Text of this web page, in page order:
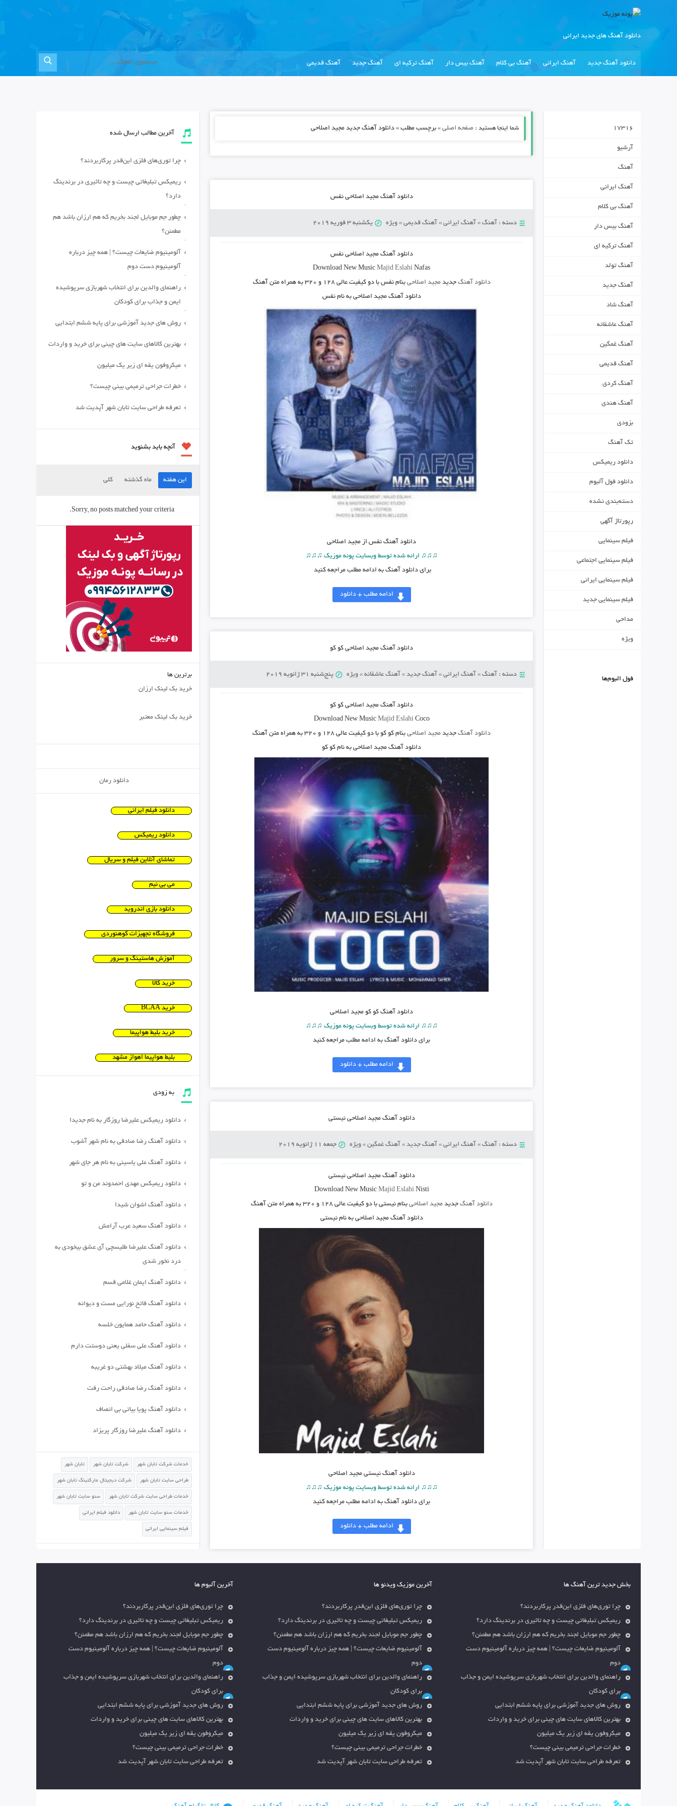
دانلود آهنگ های جدید ایرانی
دانلود آهنگ جدید آهنگ ایرانی آهنگ بی کلام آهنگ بیس دار آهنگ ترکیه ای آهنگ جدید آهنگ قدیمی
شما اینجا هستید : صفحه اصلی» برچسب مطلب » دانلود آهنگ جدید مجید اصلاحی
دانلود آهنگ مجید اصلاحی نفس
دسته : آهنگ» آهنگ ایرانی» آهنگ قدیمی» ویژه یکشنبه 3 فوریه 2019
دانلود آهنگمجید اصلاحی نفس
Download New MusicMajid Eslahi Nafas
دانلود آهنگ جدیدمجید اصلاحی بنام نفسبا دو کیفیت عالی ۱۲۸ و ۳۲۰ به همراه متن آهنگ
دانلود آهنگ مجید اصلاحی به نام نفس
دانلود آهنگنفس از مجید اصلاحی
♫♫♫ ارائه شده توسط وبسایت پونه موزیک ♫♫♫
برای دانلود آهنگ به ادامه مطلب مراجعه کنید
ادامه مطلب + دانلود
دانلود آهنگ مجید اصلاحی کو کو
دسته : آهنگ» آهنگ ایرانی» آهنگ جدید» آهنگ عاشقانه» ویژه پنج‌شنبه 31 ژانویه 2019
دانلود آهنگ مجید اصلاحی کو کو
Download New Music Majid EslahiCoco
دانلود آهنگجدید مجید اصلاحیبنام کو کو با دو کیفیت عالی ۱۲۸ و ۳۲۰ به همراه متن آهنگ
دانلود آهنگ مجید اصلاحی به نام کو کو
دانلود آهنگکو کو مجید اصلاحی
♫♫♫ ارائه شده توسط وبسایت پونه موزیک ♫♫♫
برای دانلود آهنگ به ادامه مطلب مراجعه کنید
ادامه مطلب + دانلود
دانلود آهنگ مجید اصلاحی نیستی
دسته : آهنگ» آهنگ ایرانی» آهنگ جدید» آهنگ غمگین» ویژه جمعه 11 ژانویه 2019
دانلود آهنگمجید اصلاحی نیستی
Download New Music Majid EslahiNisti
دانلود آهنگ جدیدمجید اصلاحی بنام نیستیبا دو کیفیت عالی ۱۲۸ و ۳۲۰ به همراه متن آهنگ
دانلود آهنگ مجید اصلاحی به نام نیستی
دانلود آهنگ نیستی مجید اصلاحی
♫♫♫ ارائه شده توسط وبسایت پونه موزیک ♫♫♫
برای دانلود آهنگ به ادامه مطلب مراجعه کنید
ادامه مطلب + دانلود
17316
آرشیو
آهنگ
آهنگ ایرانی
آهنگ بی کلام
آهنگ بیس دار
آهنگ ترکیه ای
آهنگ تولد
آهنگ جدید
آهنگ شاد
آهنگ عاشقانه
آهنگ غمگین
آهنگ قدیمی
آهنگ کردی
آهنگ هندی
بزودی
تک آهنگ
دانلود ریمیکس
دانلود فول آلبوم
دسته‌بندی نشده
رپورتاژ آگهی
فیلم سینمایی
فیلم سینمایی اجتماعی
فیلم سینمایی ایرانی
فیلم سینمایی جدید
مداحی
ویژه
فول البوم‌ها
آخرین مطالب ارسال شده
چرا توری‌های فلزی این‌قدر پرکاربردند؟
ریمیکس تبلیغاتی چیست و چه تاثیری در برندینگ
دارد؟
چطور جم موبایل لجند بخریم که هم ارزان باشد هم
مطمئن؟
آلومینیوم ضایعات چیست؟ | همه چیز درباره
آلومینیوم دست دوم
راهنمای والدین برای انتخاب شهربازی سرپوشیده
ایمن و جذاب برای کودکان
روش های جدید آموزشی برای پایه ششم ابتدایی
بهترین کالاهای سایت های چینی برای خرید و واردات
میکروفون یقه ای زیر یک میلیون
خطرات جراحی ترمیمی بینی چیست؟
تعرفه طراحی سایت تابان شهر آپدیت شد
آنچه باید بشنوید
این هفته ماه گذشته کلی
Sorry, no posts matched your criteria.
برترین ها
خرید بک لینک ارزان
خرید بک لینک معتبر
دانلود رمان
دانلود فیلم ایرانی
دانلود ریمیکس
تماشای آنلاین فیلم و سریال
می بی نیم
دانلود بازی اندروید
فروشگاه تجهیزات کوهنوردی
آموزش هاستینگ و سرور
خرید کالا
خرید BCAA
خرید بلیط هواپیما
بلیط هواپیما اهواز مشهد
به زودی
دانلود ریمیکس علیرضا روزگار به نام جدیدا
دانلود آهنگ رضا صادقی به نام شهر آشوب
دانلود آهنگ علی یاسینی به نام هر جای شهر
دانلود ریمیکس مهدی احمدوند من و تو
دانلود آهنگ اشوان شیدا
دانلود آهنگ سعید عرب آرامش
دانلود آهنگ علیرضا طلیسچی آی عشق بیخودی به
درد نخور شدی
دانلود آهنگ ایمان غلامی قسم
دانلود آهنگ فاتح نورایی مست و دیوانه
دانلود آهنگ حامد همایون خلسه
دانلود آهنگ علی سفلی یعنی دوستت دارم
دانلود آهنگ میلاد بهشتی دو غریبه
دانلود آهنگ رضا صادقی راحت رفت
دانلود آهنگ پویا بیاتی بی انصاف
دانلود آهنگ علیرضا روزگار پریزاد
خدمات شرکت تابان شهر شرکت تابان شهر تابان شهر
طراحی سایت تابان شهر شرکت دیجیتال مارکتینگ تابان شهر
خدمات طراحی سایت شرکت تابان شهر سئو سایت تابان شهر
خدمات سئو سایت تابان شهر دانلود فیلم ایرانی
فیلم سینمایی ایرانی
بخش جدید ترین آهنگ ها
چرا توری‌های فلزی این‌قدر پرکاربردند؟
ریمیکس تبلیغاتی چیست و چه تاثیری در برندینگ دارد؟
چطور جم موبایل لجند بخریم که هم ارزان باشد هم مطمئن؟
آلومینیوم ضایعات چیست؟ | همه چیز درباره آلومینیوم دست
دوم
راهنمای والدین برای انتخاب شهربازی سرپوشیده ایمن و جذاب
برای کودکان
روش های جدید آموزشی برای پایه ششم ابتدایی
بهترین کالاهای سایت های چینی برای خرید و واردات
میکروفون یقه ای زیر یک میلیون
خطرات جراحی ترمیمی بینی چیست؟
تعرفه طراحی سایت تابان شهر آپدیت شد
آخرین موزیک ویدئو ها
چرا توری‌های فلزی این‌قدر پرکاربردند؟
ریمیکس تبلیغاتی چیست و چه تاثیری در برندینگ دارد؟
چطور جم موبایل لجند بخریم که هم ارزان باشد هم مطمئن؟
آلومینیوم ضایعات چیست؟ | همه چیز درباره آلومینیوم دست
دوم
راهنمای والدین برای انتخاب شهربازی سرپوشیده ایمن و جذاب
برای کودکان
روش های جدید آموزشی برای پایه ششم ابتدایی
بهترین کالاهای سایت های چینی برای خرید و واردات
میکروفون یقه ای زیر یک میلیون
خطرات جراحی ترمیمی بینی چیست؟
تعرفه طراحی سایت تابان شهر آپدیت شد
آخرین آلبوم ها
چرا توری‌های فلزی این‌قدر پرکاربردند؟
ریمیکس تبلیغاتی چیست و چه تاثیری در برندینگ دارد؟
چطور جم موبایل لجند بخریم که هم ارزان باشد هم مطمئن؟
آلومینیوم ضایعات چیست؟ | همه چیز درباره آلومینیوم دست
دوم
راهنمای والدین برای انتخاب شهربازی سرپوشیده ایمن و جذاب
برای کودکان
روش های جدید آموزشی برای پایه ششم ابتدایی
بهترین کالاهای سایت های چینی برای خرید و واردات
میکروفون یقه ای زیر یک میلیون
خطرات جراحی ترمیمی بینی چیست؟
تعرفه طراحی سایت تابان شهر آپدیت شد